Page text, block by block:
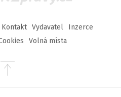
Kontakt Vydavatel
Inzerce
Volná místa
Přejít